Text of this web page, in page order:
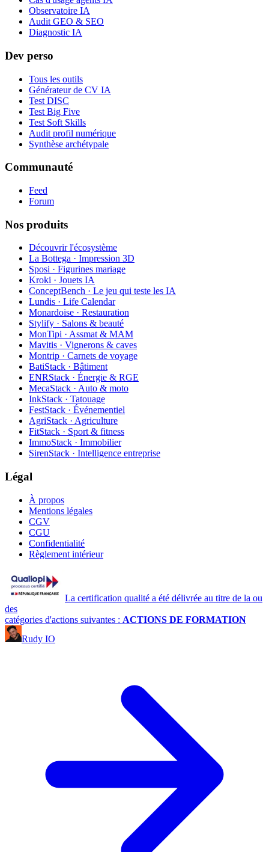
Observatoire IA
Audit GEO & SEO
Diagnostic IA
Dev perso
Tous les outils
Générateur de CV IA
Test DISC
Test Big Five
Test Soft Skills
Audit profil numérique
Synthèse archétypale
Communauté
Feed
Forum
Nos produits
Découvrir l'écosystème
La Bottega · Impression 3D
Sposi · Figurines mariage
Kroki · Jouets IA
ConceptBench · Le jeu qui teste les IA
Lundis · Life Calendar
Monardoise · Restauration
Stylify · Salons & beauté
MonTipi · Assmat & MAM
Mavitis · Vignerons & caves
Montrip · Carnets de voyage
BatiStack · Bâtiment
ENRStack · Énergie & RGE
MecaStack · Auto & moto
InkStack · Tatouage
FestStack · Événementiel
AgriStack · Agriculture
FitStack · Sport & fitness
ImmoStack · Immobilier
SirenStack · Intelligence entreprise
Légal
À propos
Mentions légales
CGV
CGU
Confidentialité
Règlement intérieur
La certification qualité a été délivrée au titre de la ou
des
catégories d'actions suivantes : ACTIONS DE FORMATION
Rudy IO